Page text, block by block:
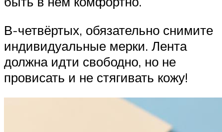
В-четвёртых, обязательно снимите
индивидуальные мерки. Лента
должна идти свободно, но не
провисать и не стягивать кожу!